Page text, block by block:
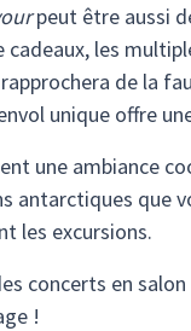
peut être aussi
cadeaux, les
de la
unique offre
une ambiance
antarctiques que
les excursions.
concerts en
!